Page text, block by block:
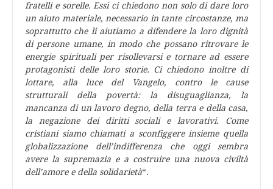
fratelli e sorelle. Essi ci chiedono non solo di dare loro
un aiuto materiale, necessario in tante circostanze, ma
soprattutto che li aiutiamo a difendere la loro dignità
di persone umane, in modo che possano ritrovare le
energie spirituali per risollevarsi e tornare ad essere
protagonisti delle loro storie. Ci chiedono inoltre di
lottare, alla luce del Vangelo, contro le cause
strutturali della povertà: la disuguaglianza, la
mancanza di un lavoro degno, della terra e della casa,
la negazione dei diritti sociali e lavorativi. Come
cristiani siamo chiamati a sconfiggere insieme quella
globalizzazione dell’indifferenza che oggi sembra
avere la supremazia e a costruire una nuova civiltà
dell’amore e della solidarietà“.